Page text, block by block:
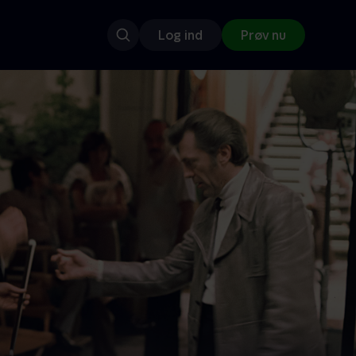
Log ind Prøv nu